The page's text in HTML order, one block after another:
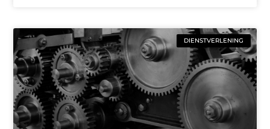
DIENSTVERLENING